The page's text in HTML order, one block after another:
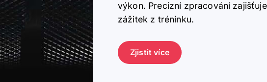
výkon. Precizní zpracování
zážitek z tréninku.
Zjistit více